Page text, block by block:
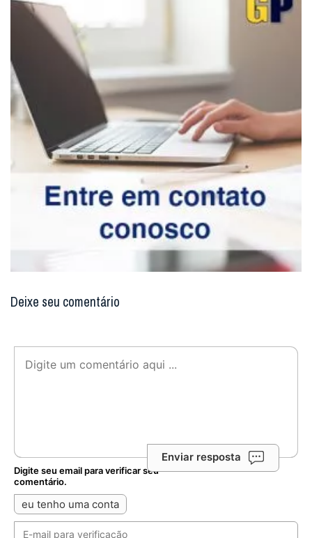
Deixe seu comentário
Enviar resposta
Digite seu email para verificar seu
comentário.
eu tenho uma conta